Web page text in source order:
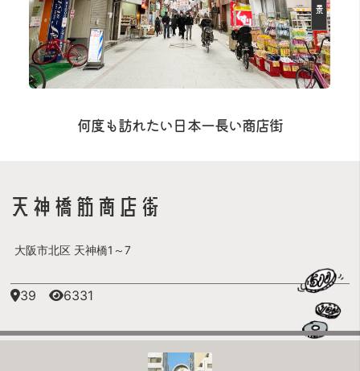
景
何度も訪れたい日本一長い商店街
天神橋筋商店街
大阪市北区 天神橋1～7
39 6331